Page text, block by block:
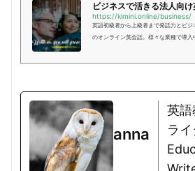
ビジネスで活きる法人向
https://kimini.online/business/
英語初級者から上級者まで発話力とビ
のオンライン英会話。様々な業種で導入
anna
英語
ラ